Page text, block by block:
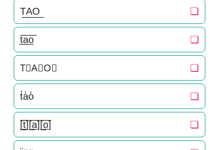
T͟A͟O͟ ❏
t̲̅a̲̅o̲̅ ❏
T⃣A⃣O⃣ ❏
t̾a̾o̾ ❏
[̲̅t̲̅][̲̅a̲̅][̲̅o̲̅] ❏